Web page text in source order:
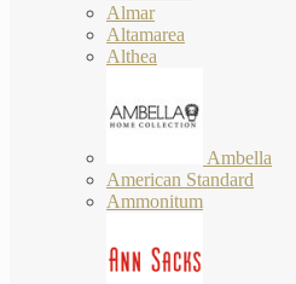
Almar
Altamarea
Althea
Ambella
American Standard
Ammonitum